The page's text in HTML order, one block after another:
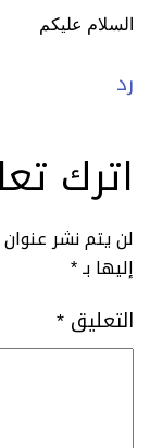
السلام عليكم
رد
اترك
لن يتم نشر عنوان
إليها بـ*
التعليق *